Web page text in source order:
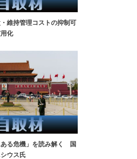
維持管理コストの抑制可
化
ある危機」を読み解く 国
ウス氏